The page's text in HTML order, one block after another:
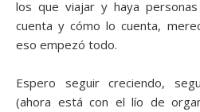
los que viajar y haya
cuenta y cómo lo cuenta,
eso empezó todo.
Espero seguir creciendo,
(ahora está con el lío de